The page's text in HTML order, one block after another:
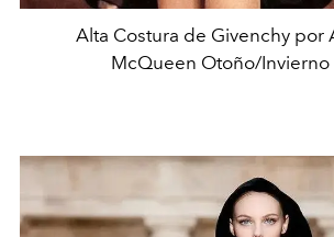
Alta Costura de Givenchy por
McQueen Otoño/Invierno